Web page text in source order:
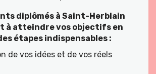
diplômés à Saint-Herblain
à atteindre vos objectifs en
étapes indispensables :
de vos idées et de vos réels